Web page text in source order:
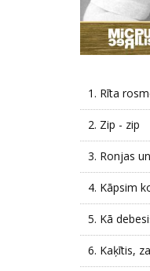
1. Rīta
2. Zip - zip
3. Ronjas
4. Kāpsim
5. Kā
6. Kaķītis,